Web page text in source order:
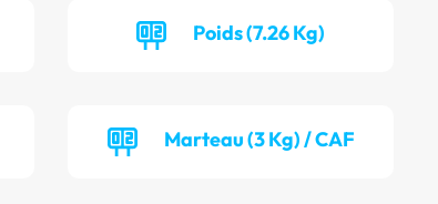
Poids (7.26 Kg)
Marteau (3 Kg) / CAF